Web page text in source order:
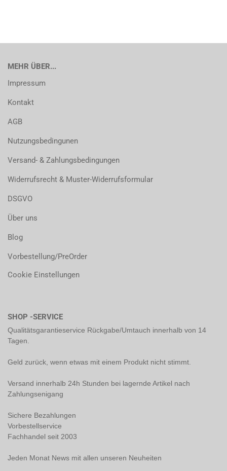
MEHR ÜBER...
Impressum
Kontakt
AGB
Nutzungsbedingunen
Versand- & Zahlungsbedingungen
Widerrufsrecht & Muster-Widerrufsformular
DSGVO
Über uns
Blog
Vorbestellung/PreOrder
Cookie Einstellungen
SHOP -SERVICE
Qualitätsgarantieservice Rückgabe/Umtauch innerhalb von 14
Tagen.
Geld zurück, wenn etwas mit einem Produkt nicht stimmt.
Versand innerhalb 24h Stunden bei lagernde Artikel nach
Zahlungsenigang
Sichere Bezahlungen
Vorbestellservice
Fachhandel seit 2003
Jeden Monat News mit allen unseren Neuheiten